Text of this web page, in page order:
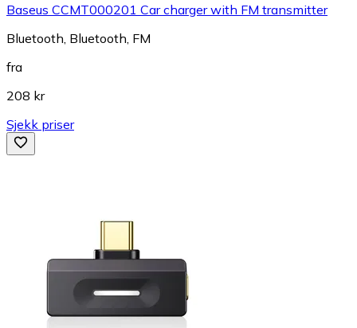
Baseus CCMT000201 Car charger with FM transmitter
Bluetooth, Bluetooth, FM
fra
208 kr
Sjekk priser